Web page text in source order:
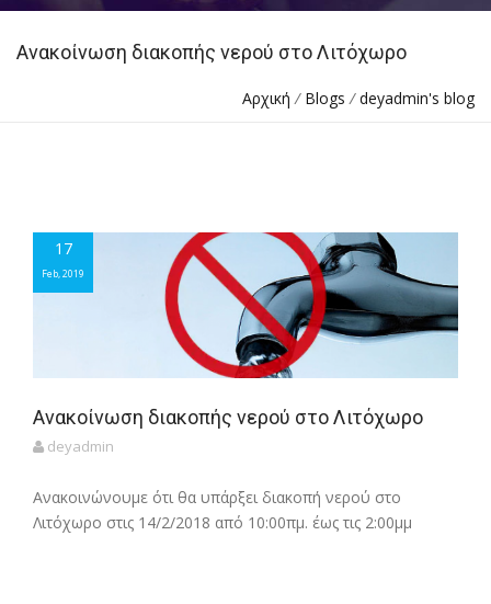
Ανακοίνωση διακοπής νερού στο Λιτόχωρο
Αρχική / Blogs /deyadmin's blog
17
Feb, 2019
17
Feb, 2019
Ανακοίνωση διακοπής νερού στο Λιτόχωρο
deyadmin
Ανακοινώνουμε ότι θα υπάρξει διακοπή νερού στο
Λιτόχωρο στις 14/2/2018 από 10:00πμ. έως τις 2:00μμ